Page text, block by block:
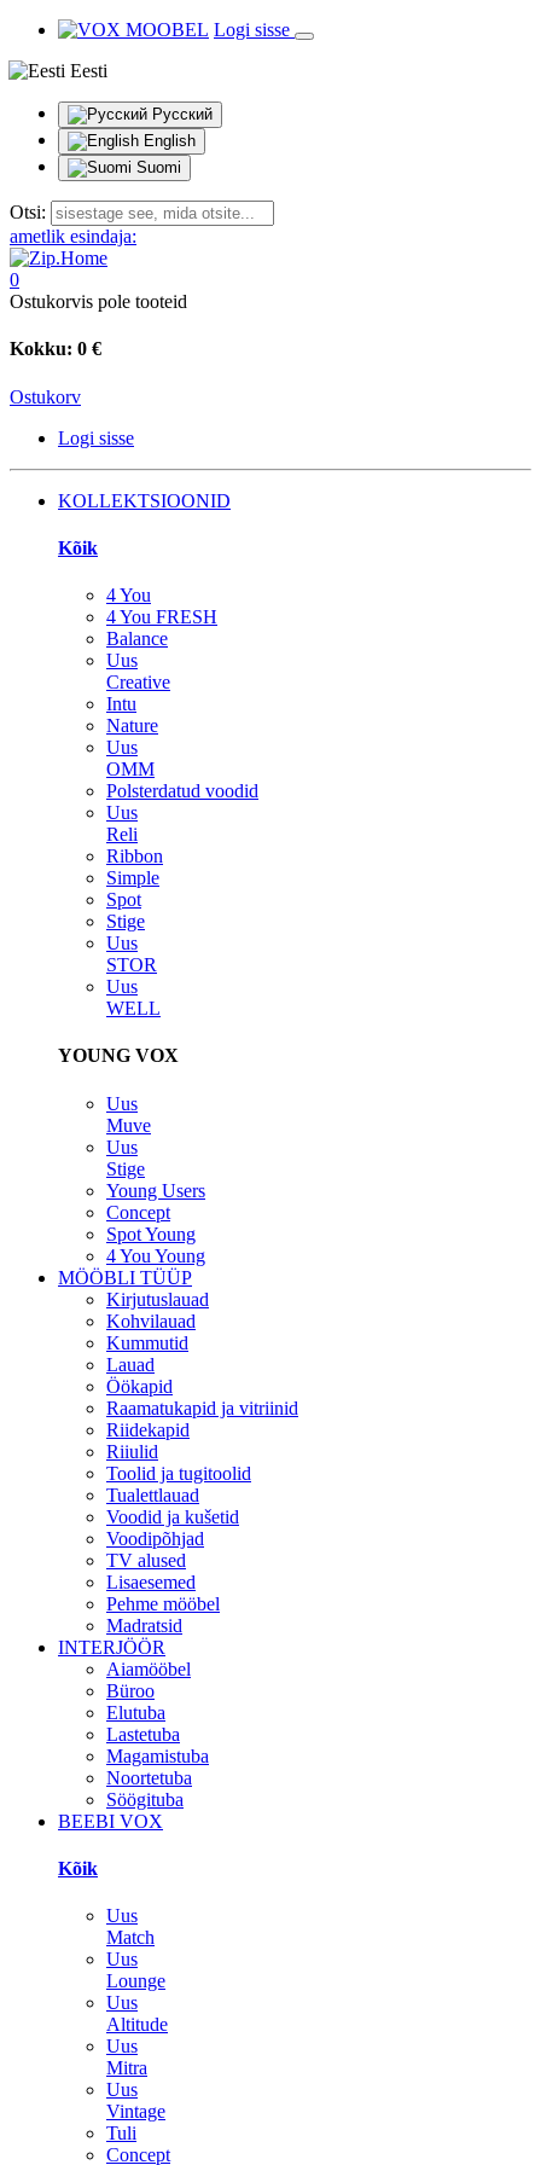
Logi sisse
Eesti
Русский
English
Suomi
Otsi:
ametlik esindaja:
0
Ostukorvis pole tooteid
Kokku: 0 €
Ostukorv
Logi sisse
KOLLEKTSIOONID
Kõik
4 You
4 You FRESH
Balance
Uus
Creative
Intu
Nature
Uus
OMM
Polsterdatud voodid
Uus
Reli
Ribbon
Simple
Spot
Stige
Uus
STOR
Uus
WELL
YOUNG VOX
Uus
Muve
Uus
Stige
Young Users
Concept
Spot Young
4 You Young
MÖÖBLI TÜÜP
Kirjutuslauad
Kohvilauad
Kummutid
Lauad
Öökapid
Raamatukapid ja vitriinid
Riidekapid
Riiulid
Toolid ja tugitoolid
Tualettlauad
Voodid ja kušetid
Voodipõhjad
TV alused
Lisaesemed
Pehme mööbel
Madratsid
INTERJÖÖR
Aiamööbel
Büroo
Elutuba
Lastetuba
Magamistuba
Noortetuba
Söögituba
BEEBI VOX
Kõik
Uus
Match
Uus
Lounge
Uus
Altitude
Uus
Mitra
Uus
Vintage
Tuli
Concept